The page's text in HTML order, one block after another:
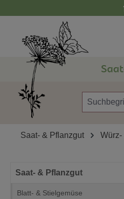
Zur Hauptnavigation
Saat- & Pflanzgut
Saat- & Pflanzgut
Blatt- & Stielgemüse